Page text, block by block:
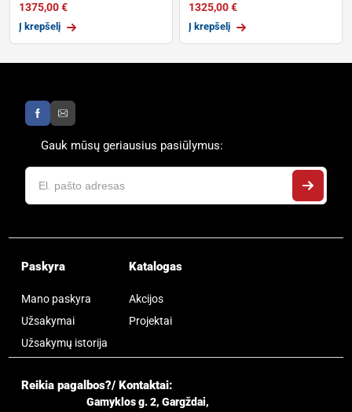
1375,00€
Į krepšelį
1325,00€
Į krepšelį
Gauk mūsų geriausius pasiūlymus:
Paskyra
Mano paskyra
Užsakymai
Užsakymų istorija
Katalogas
Akcijos
Projektai
Reikia pagalbos?/ Kontaktai:
Gamyklos g. 2, Gargždai,